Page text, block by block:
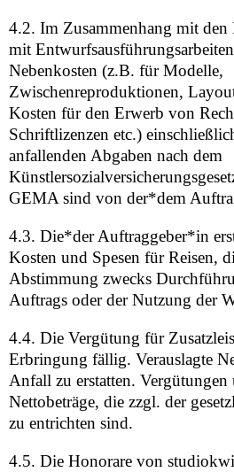
4.2. Im Zusammenhang mit den
mit
Nebenkosten (z.B. für Modelle,
Zwischenreproduktionen,
Kosten für den Erwerb von
Schriftlizenzen etc.)
anfallenden Abgaben nach dem
GEMA sind von der*dem
4.3. Die*der Auftraggeber*in
Kosten und Spesen für Reisen,
Abstimmung zwecks
Auftrags oder der Nutzung der
4.4. Die Vergütung für
Erbringung fällig. Verauslagte
Anfall zu erstatten.
Nettobeträge, die zzgl. der
zu entrichten sind.
4.5. Die Honorare von